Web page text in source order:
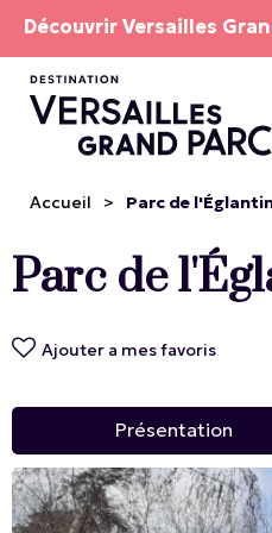
Découvrir Versailles
Accueil > Parc de
Parc de
Ajouter a mes favoris
Présentation